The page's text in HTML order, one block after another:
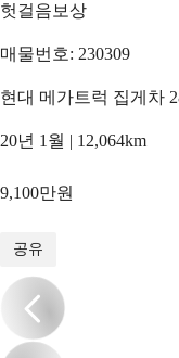
헛걸음보상
매물번호: 230309
현대 메가트럭 집게차
20년 1월 | 12,064km
9,100만원
공유
/16